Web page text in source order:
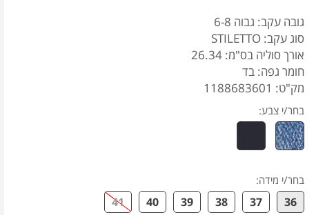
גובה עקב: גבוה 6-8
סוג עקב: STILETTO
אורך סוליה בס"מ: 26.34
חומר גפה: בד
מק"ט: 1188683601
בחר/י צבע:
בחר/י מידה:
36
37
38
39
40
41